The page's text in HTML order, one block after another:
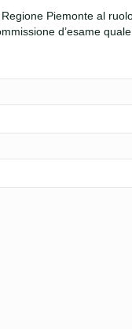
Piemonte al
d’esame